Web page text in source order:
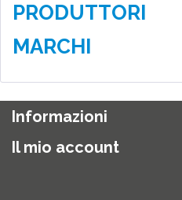
PRODUTTORI
MARCHI
Informazioni
Il mio account